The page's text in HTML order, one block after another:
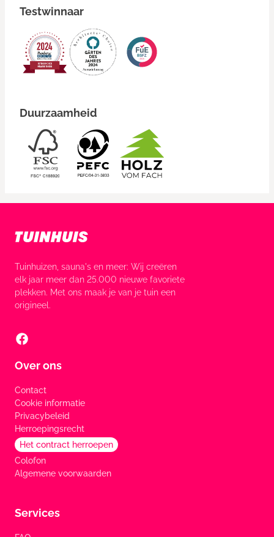
Testwinnaar
Duurzaamheid
Tuinhuizen, sauna's en meer: Wij creëren
elk jaar meer dan 25.000 nieuwe favoriete
plekken. Met ons maak je van je tuin een
origineel.
Over ons
Contact
Cookie informatie
Privacybeleid
Herroepingsrecht
Het contract herroepen
Colofon
Algemene voorwaarden
Services